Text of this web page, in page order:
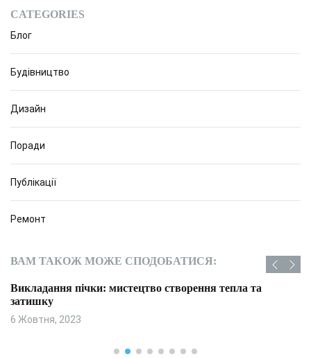
CATEGORIES
Блог
Будівництво
Дизайн
Поради
Публікації
Ремонт
ВАМ ТАКОЖ МОЖЕ СПОДОБАТИСЯ:
Викладання пічки: мистецтво створення тепла та
затишку
6 Жовтня, 2023